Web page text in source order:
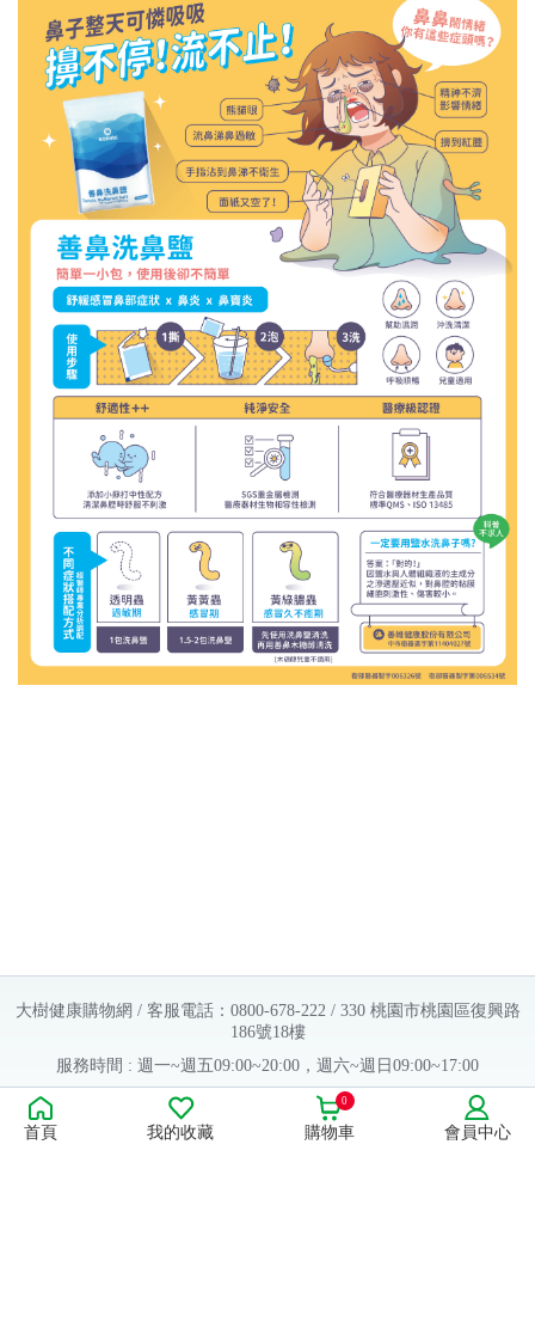
大樹健康購物網 / 客服電話：0800-678-222 / 330 桃園市桃園區復興路
186號18樓
服務時間 : 週一~週五09:00~20:00，週六~週日09:00~17:00
Copyright © 2016 大樹連鎖藥局. All Rights Reserved.
販售業者資料：
首頁 我的收藏 購物車
0
會員中心